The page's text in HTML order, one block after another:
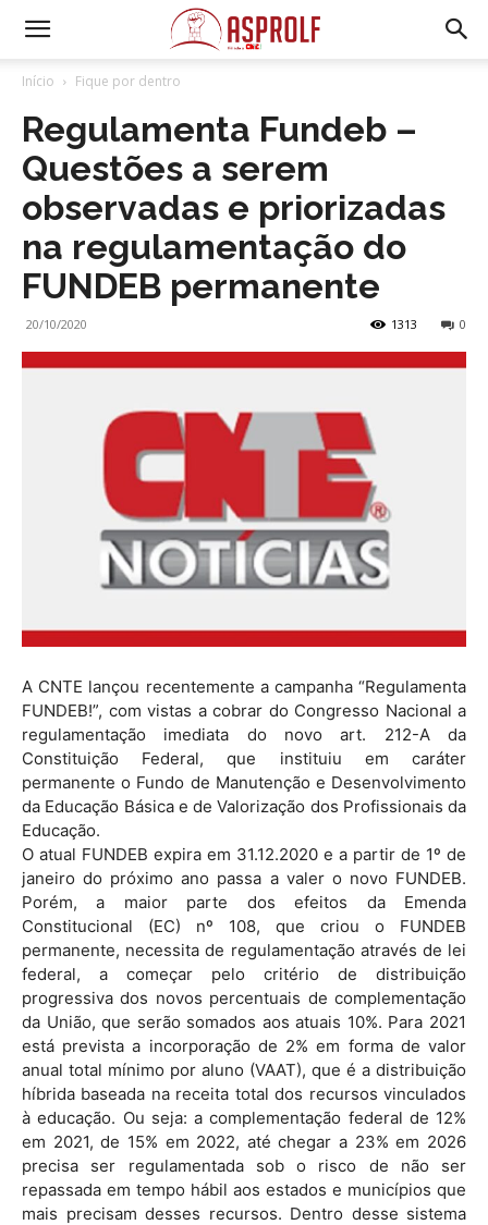
Início Fique por dentro
Regulamenta Fundeb –
Questões a serem
observadas e priorizadas
na regulamentação do
FUNDEB permanente
20/10/2020 0
1313
A CNTE lançou recentemente a campanha “Regulamenta
FUNDEB!”, com vistas a cobrar do Congresso Nacional a
regulamentação imediata do novo art. 212-A da
Constituição Federal, que instituiu em caráter
permanente o Fundo de Manutenção e Desenvolvimento
da Educação Básica e de Valorização dos Profissionais da
Educação.
O atual FUNDEB expira em 31.12.2020 e a partir de 1º de
janeiro do próximo ano passa a valer o novo FUNDEB.
Porém, a maior parte dos efeitos da Emenda
Constitucional (EC) nº 108, que criou o FUNDEB
permanente, necessita de regulamentação através de lei
federal, a começar pelo critério de distribuição
progressiva dos novos percentuais de complementação
da União, que serão somados aos atuais 10%. Para 2021
está prevista a incorporação de 2% em forma de valor
anual total mínimo por aluno (VAAT), que é a distribuição
híbrida baseada na receita total dos recursos vinculados
à educação. Ou seja: a complementação federal de 12%
em 2021, de 15% em 2022, até chegar a 23% em 2026
precisa ser regulamentada sob o risco de não ser
repassada em tempo hábil aos estados e municípios que
mais precisam desses recursos. Dentro desse sistema